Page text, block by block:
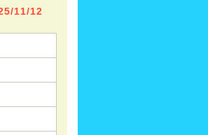
11/12